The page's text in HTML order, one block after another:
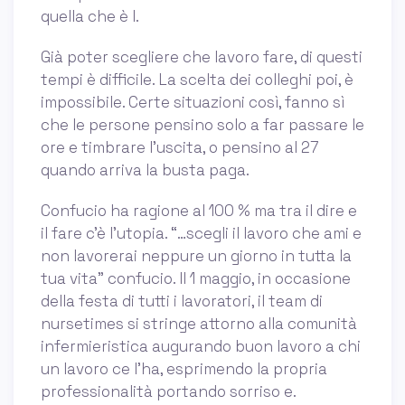
quella che è l.
Già poter scegliere che lavoro fare, di questi
tempi è difficile. La scelta dei colleghi poi, è
impossibile. Certe situazioni così, fanno sì
che le persone pensino solo a far passare le
ore e timbrare l'uscita, o pensino al 27
quando arriva la busta paga.
Confucio ha ragione al 100 % ma tra il dire e
il fare c'è l'utopia. “…scegli il lavoro che ami e
non lavorerai neppure un giorno in tutta la
tua vita” confucio. Il 1 maggio, in occasione
della festa di tutti i lavoratori, il team di
nursetimes si stringe attorno alla comunità
infermieristica augurando buon lavoro a chi
un lavoro ce l’ha, esprimendo la propria
professionalità portando sorriso e.